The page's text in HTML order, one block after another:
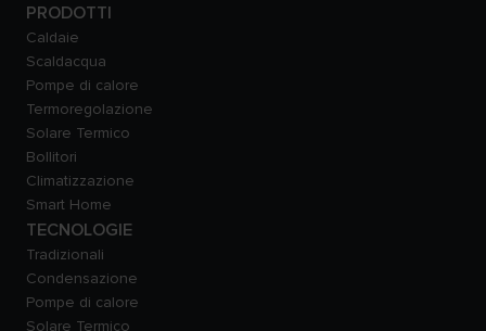
PRODOTTI
Caldaie
Scaldacqua
Pompe di calore
Termoregolazione
Solare Termico
Bollitori
Climatizzazione
Smart Home
TECNOLOGIE
Tradizionali
Condensazione
Pompe di calore
Solare Termico